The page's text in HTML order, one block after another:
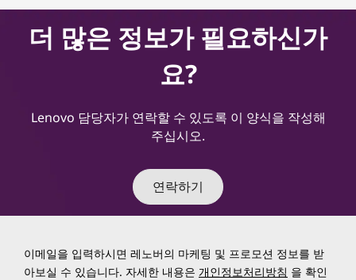
더 많은 정보가 필요하신가
요?
Lenovo 담당자가 연락할 수 있도록 이 양식을 작성해
주십시오.
연락하기
이메일을 입력하시면 레노버의 마케팅 및 프로모션 정보를 받
아보실 수 있습니다. 자세한 내용은 개인정보처리방침 을 확인